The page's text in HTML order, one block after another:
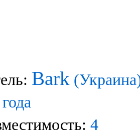
Bark
4